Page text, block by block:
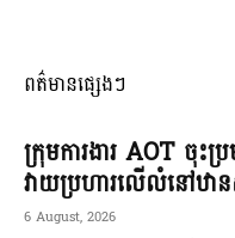
ពត៌មានផ្សេងៗ
ក្រុមការងារ AOT ចុះ
វាយប្រហារលើលំនៅឋា
6 August, 2026